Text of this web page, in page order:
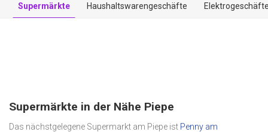
Supermärkte Haushaltswarengeschäfte
Supermärkte in der Nähe Piepe
Das nächstgelegene Supermarkt am Piepe ist Penny am